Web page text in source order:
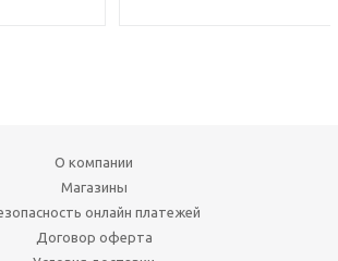
О компании
Магазины
онлайн платежей
Договор оферта